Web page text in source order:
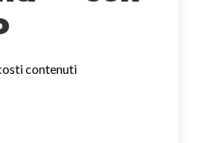
contenuti